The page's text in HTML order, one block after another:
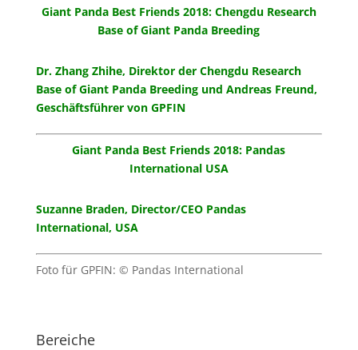
Giant Panda Best Friends 2018: Chengdu Research
Base of Giant Panda Breeding
Dr. Zhang Zhihe, Direktor der Chengdu Research
Base of Giant Panda Breeding und Andreas Freund,
Geschäftsführer von GPFIN
Giant Panda Best Friends 2018: Pandas
International USA
Suzanne Braden, Director/CEO Pandas
International, USA
Foto für GPFIN: © Pandas International
Bereiche